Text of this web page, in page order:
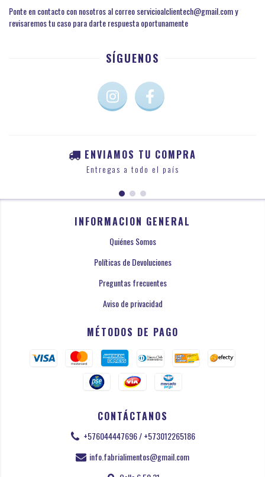
Ponte en contacto con nosotros al correoservicioalclientech@gmail.comy
revisaremos tu caso para darte respuesta oportunamente
SÍGUENOS
ENVIAMOS TU COMPRA
Entregas a todo el país
INFORMACION GENERAL
Quiénes Somos
Políticas de Devoluciones
Preguntas frecuentes
Aviso de privacidad
MÉTODOS DE PAGO
CONTÁCTANOS
+576044447696 / +573012265186
info.fabrialimentos@gmail.com